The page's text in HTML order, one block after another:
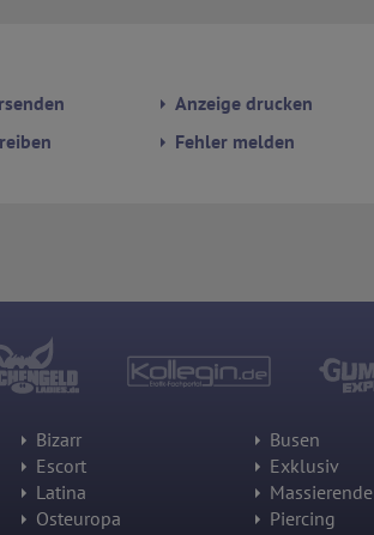
Anzeige drucken
Fehler melden
Bizarr
Busen
Escort
Exklusiv
Latina
Massierende
Osteuropa
Piercing